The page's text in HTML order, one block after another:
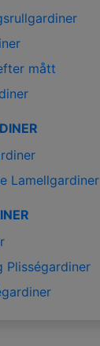
mått
Lamellgardiner
Plisségardiner